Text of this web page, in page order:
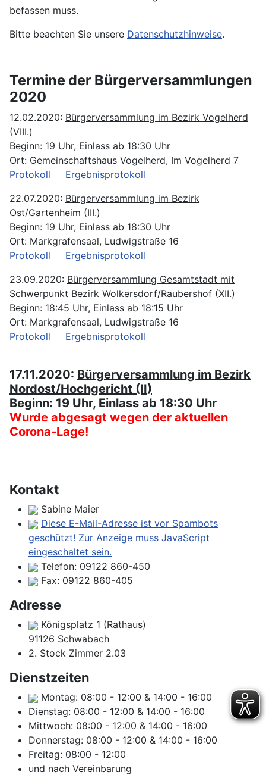
befassen muss.
Bitte beachten Sie unsere Datenschutzhinweise.
Termine der Bürgerversammlungen
2020
12.02.2020: Bürgerversammlung im Bezirk Vogelherd
(VIII.)
Beginn: 19 Uhr, Einlass ab 18:30 Uhr
Ort: Gemeinschaftshaus Vogelherd, Im Vogelherd 7
Protokoll
Ergebnisprotokoll
22.07.2020: Bürgerversammlung im Bezirk
Ost/Gartenheim (III.)
Beginn: 19 Uhr, Einlass ab 18:30 Uhr
Ort: Markgrafensaal, Ludwigstraße 16
Protokoll
Ergebnisprotokoll
23.09.2020: Bürgerversammlung Gesamtstadt mit
Schwerpunkt Bezirk Wolkersdorf/Raubershof (XII.)
Beginn: 18:45 Uhr, Einlass ab 18:15 Uhr
Ort: Markgrafensaal, Ludwigstraße 16
Protokoll
Ergebnisprotokoll
17.11.2020: Bürgerversammlung im Bezirk
Nordost/Hochgericht (II)
Beginn: 19 Uhr, Einlass ab 18:30 Uhr
Wurde abgesagt wegen der aktuellen
Corona-Lage!
Kontakt
Sabine Maier
Diese E-Mail-Adresse ist vor Spambots
geschützt! Zur Anzeige muss JavaScript
eingeschaltet sein.
Telefon: 09122 860-450
Fax: 09122 860-405
Adresse
Königsplatz 1 (Rathaus)
91126 Schwabach
2. Stock Zimmer 2.03
Dienstzeiten
Montag: 08:00 - 12:00 & 14:00 - 16:00
Dienstag: 08:00 - 12:00 & 14:00 - 16:00
Mittwoch: 08:00 - 12:00 & 14:00 - 16:00
Donnerstag: 08:00 - 12:00 & 14:00 - 16:00
Freitag: 08:00 - 12:00
und nach Vereinbarung